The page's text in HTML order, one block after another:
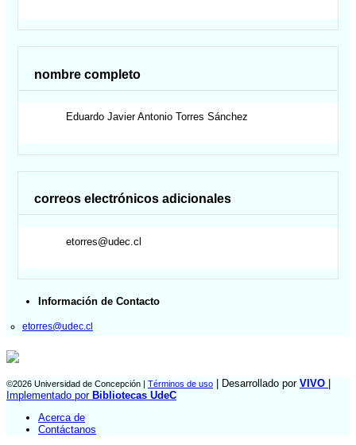
nombre completo
Eduardo Javier Antonio Torres Sánchez
correos electrónicos adicionales
etorres@udec.cl
Información de Contacto
etorres@udec.cl
©2026 Universidad de Concepción | Términos de uso | Desarrollado por VIVO |
Implementado por Bibliotecas UdeC
Acerca de
Contáctanos